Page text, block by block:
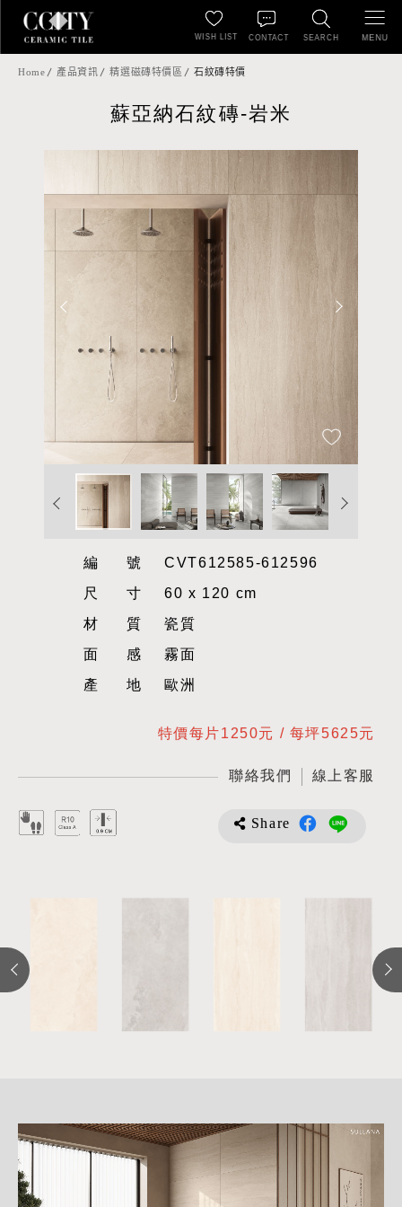
SEARCH
WISH LIST CONTACT MENU
Home 產品資訊 精選磁磚特價區 石紋磚特價
蘇亞納石紋磚-岩米
編號CVT612585-612596
尺寸60 x 120 cm
材質瓷質
面感霧面
產地歐洲
特價每片1250元 / 每坪5625元
聯絡我們 線上客服
Share
詳
細
介